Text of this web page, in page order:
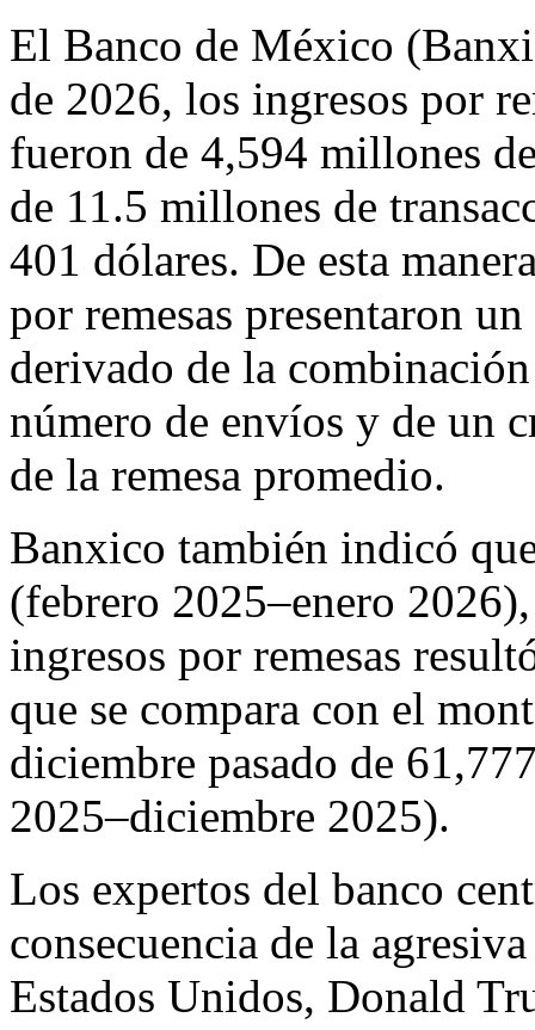
El Banco de México
de 2026, los ingresos por
fueron de 4,594 millones
de 11.5 millones de
401 dólares. De esta
por remesas presentaron
derivado de la
número de envíos y de un
de la remesa promedio.
Banxico también indicó
(febrero 2025–enero
ingresos por remesas
que se compara con el
diciembre pasado de
2025–diciembre 2025).
Los expertos del banco
consecuencia de la
Estados Unidos, Donald